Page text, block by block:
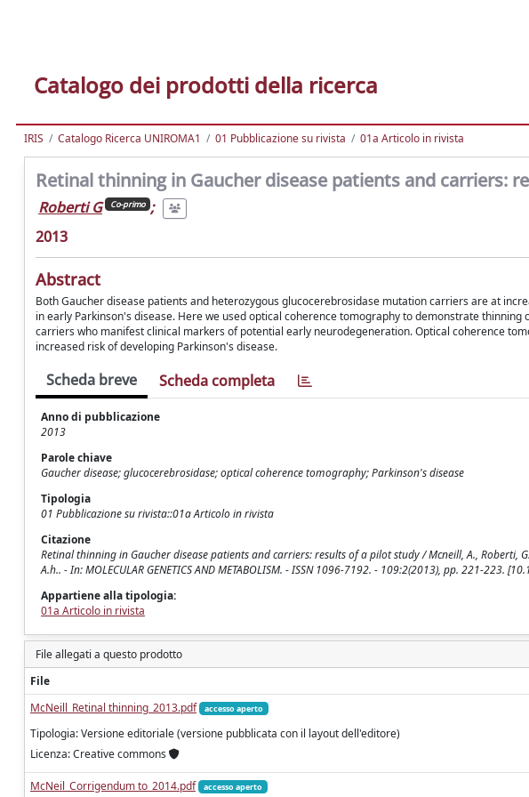
Catalogo dei prodotti della ricerca
IRIS Catalogo Ricerca UNIROMA1 01 Pubblicazione su rivista 01a Articolo in rivista
Retinal thinning in Gaucher disease patients and carriers:
Roberti G Co-primo ;
2013
Abstract
Both Gaucher disease patients and heterozygous glucocerebrosidase mutation carriers are at
in early Parkinson's disease. Here we used optical coherence tomography to demonstrate
carriers who manifest clinical markers of potential early neurodegeneration. Optical coherence
increased risk of developing Parkinson's disease.
Scheda breve Scheda completa
Anno di pubblicazione
2013
Parole chiave
Gaucher disease; glucocerebrosidase; optical coherence tomography; Parkinson's disease
Tipologia
01 Pubblicazione su rivista::01a Articolo in rivista
Citazione
Retinal thinning in Gaucher disease patients and carriers: results of a pilot study / Mcneill, A., Roberti,
A.h.. - In: MOLECULAR GENETICS AND METABOLISM. - ISSN 1096-7192. - 109:2(2013), pp. 221-223.
Appartiene alla tipologia:
01a Articolo in rivista
File allegati a questo prodotto
File
McNeill_Retinal thinning_2013.pdf
accesso aperto
Tipologia: Versione editoriale (versione pubblicata con il layout dell'editore)
Licenza: Creative commons
McNeil_Corrigendum to_2014.pdf accesso aperto